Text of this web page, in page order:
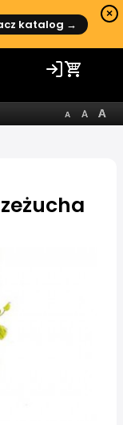
katalog →
×